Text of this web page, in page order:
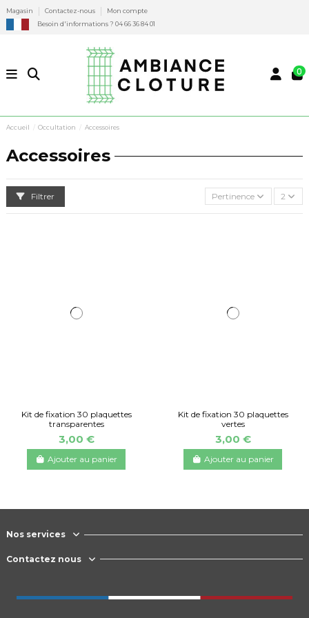
Magasin Contactez-nous
Mon compte
Besoin d'informations ? 04 66 36 84 01
0
Accueil Occultation Accessoires
Accessoires
Filtrer Pertinence 2
Kit de fixation 30 plaquettes
transparentes
3,00 €
Ajouter au panier
Kit de fixation 30 plaquettes
vertes
3,00 €
Ajouter au panier
Nos services
Contactez nous